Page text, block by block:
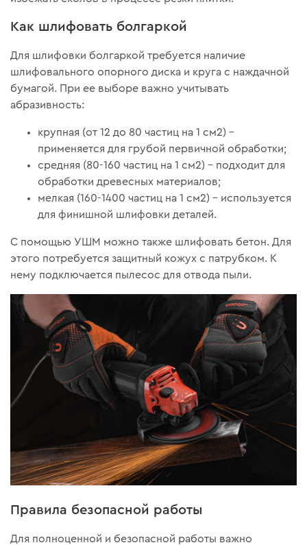
Как шлифовать болгаркой
Для шлифовки болгаркой требуется наличие
шлифовального опорного диска и круга с наждачной
бумагой. При ее выборе важно учитывать
абразивность:
крупная (от 12 до 80 частиц на 1 см2) –
применяется для грубой первичной обработки;
средняя (80-160 частиц на 1 см2) – подходит для
обработки древесных материалов;
мелкая (160-1400 частиц на 1 см2) – используется
для финишной шлифовки деталей.
С помощью УШМ можно также шлифовать бетон. Для
этого потребуется защитный кожух с патрубком. К
нему подключается пылесос для отвода пыли.
Правила безопасной работы
Для полноценной и безопасной работы важно